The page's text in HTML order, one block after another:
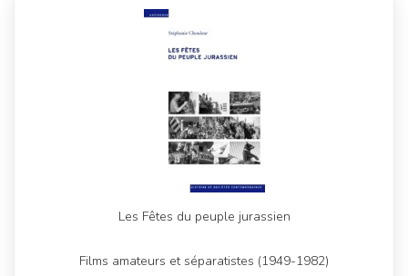
Les Fêtes du peuple jurassien
Films amateurs et séparatistes (1949-1982)